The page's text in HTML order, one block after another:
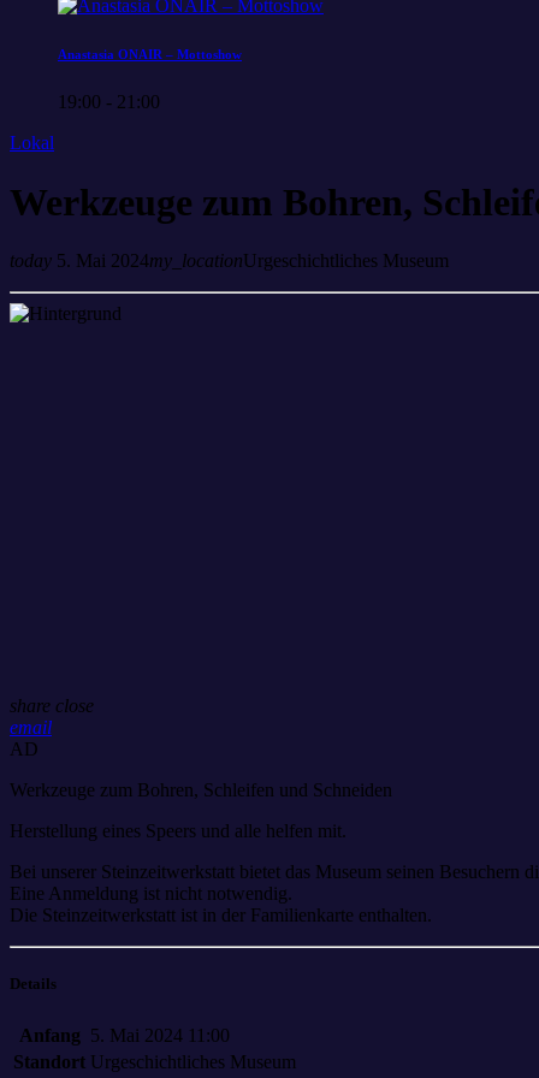
Anastasia ONAIR – Mottoshow
19:00 - 21:00
Lokal
Werkzeuge zum Bohren,
today 5. Mai 2024my_locationUrgeschichtliches Museum
share close
email
AD
Werkzeuge zum Bohren, Schleifen und Schneiden
Herstellung eines Speers und alle helfen mit.
Bei unserer Steinzeitwerkstatt bietet das Museum seinen Besuchern
Eine Anmeldung ist nicht notwendig.
Die Steinzeitwerkstatt ist in der Familienkarte enthalten.
Details
Anfang 5. Mai 2024 11:00
Standort Urgeschichtliches Museum